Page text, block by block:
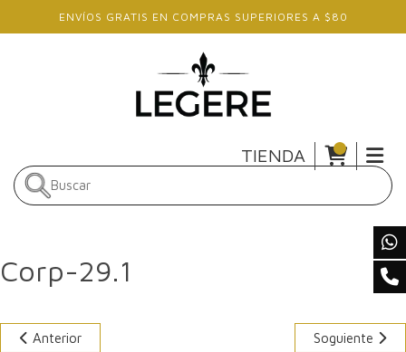
Skip to main content
ENVÍOS GRATIS EN COMPRAS SUPERIORES A $80
TIENDA
Corp-29.1
Anterior Soguiente